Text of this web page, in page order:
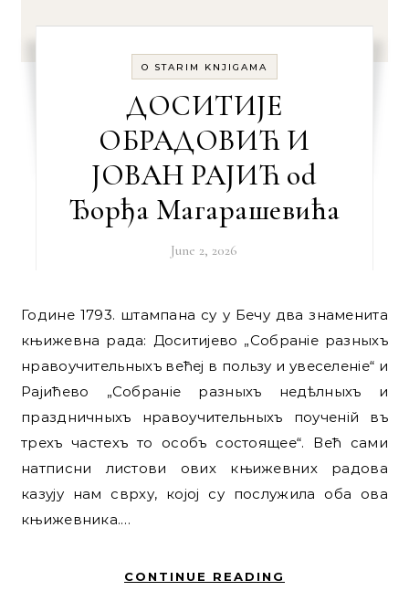
O STARIM KNJIGAMA
ДОСИТИЈЕ
ОБРАДОВИЋ И
ЈОВАН РАЈИЋ od
Ђорђa Магарашевићa
June 2, 2026
Године 1793. штампана су у Бечу два знаменита
књижевна рада: Доситијево „Собраніе разныхъ
нравоучительныхъ већеј в пользу и увеселеніе“ и
Рајићево „Собраніе разныхъ недѣлныхъ и
праздничныхъ нравоучительныхъ поученій въ
трехъ частехъ то особъ состоящее“. Већ сами
натписни листови ових књижевних радова
казују нам сврху, којој су послужила оба ова
књижевника.…
CONTINUE READING